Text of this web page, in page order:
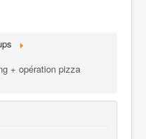
+ opération pizza